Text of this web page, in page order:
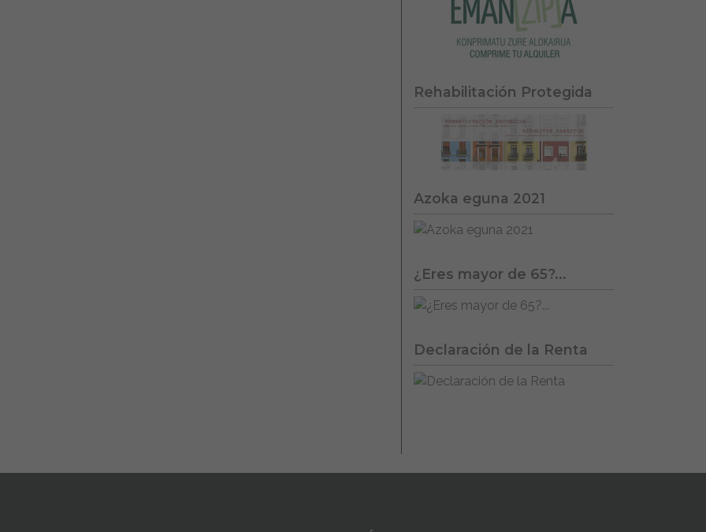
Rehabilitación Protegida
Azoka eguna 2021
¿Eres mayor de 65?...
Declaración de la Renta